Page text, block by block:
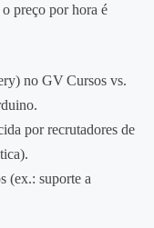
preço por hora é
no GV Cursos vs.
por recrutadores de
(ex.: suporte a